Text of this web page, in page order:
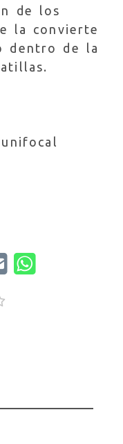
de los
la convierte
dentro de la